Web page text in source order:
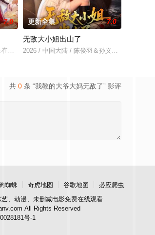
7.0
尹思汉
更新全集 7.0
无敌大小姐出山了
2026 / 中国大陆 / 陈俊羽＆孙义宸＆郭亚宁
共 0 条 “我教的大爷大妈无敌了” 影评
蜘蛛 奇虎地图 谷歌地图
必应爬虫
、动漫、未删减电影免费在线观看
All Rights Reserved
号-1